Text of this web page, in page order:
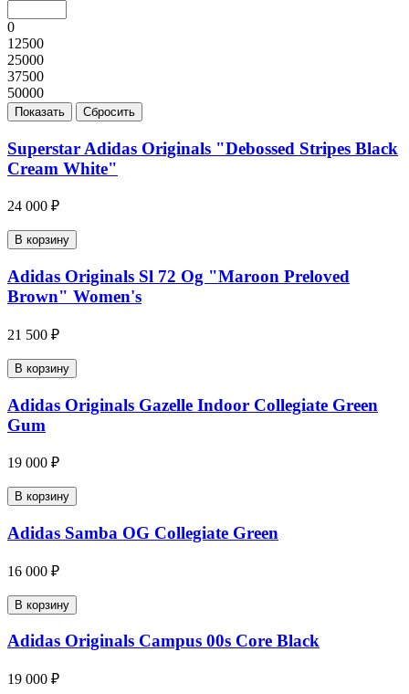
0
12500
25000
37500
50000
Superstar Adidas Originals "Debossed Stripes Black
Cream White"
24 000 ₽
В корзину
Adidas Originals Sl 72 Og "Maroon Preloved
Brown" Women's
21 500 ₽
В корзину
Adidas Originals Gazelle Indoor Collegiate Green
Gum
19 000 ₽
В корзину
Adidas Samba OG Collegiate Green
16 000 ₽
В корзину
Adidas Originals Campus 00s Core Black
19 000 ₽